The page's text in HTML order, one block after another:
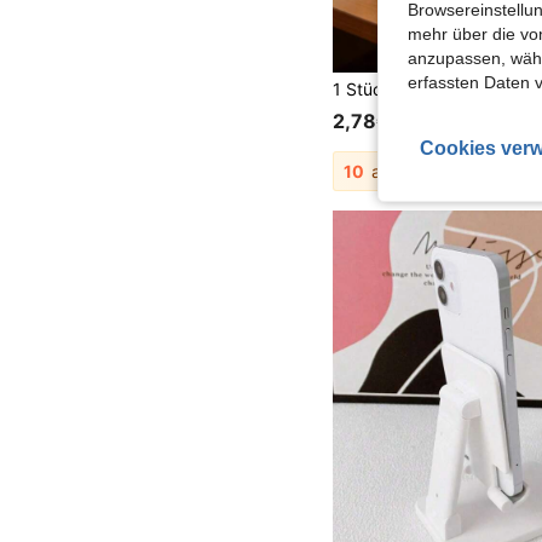
2,78€
10 andere Händler
mehr über die
anzupassen,
erfassten Daten
Cookies